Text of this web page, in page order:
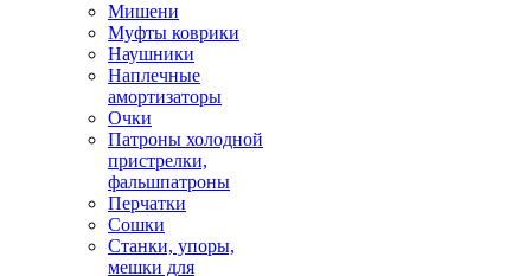
Мишени
Муфты коврики
Наушники
Наплечные
амортизаторы
Очки
Патроны холодной
пристрелки,
фальшпатроны
Перчатки
Сошки
Станки, упоры,
мешки для